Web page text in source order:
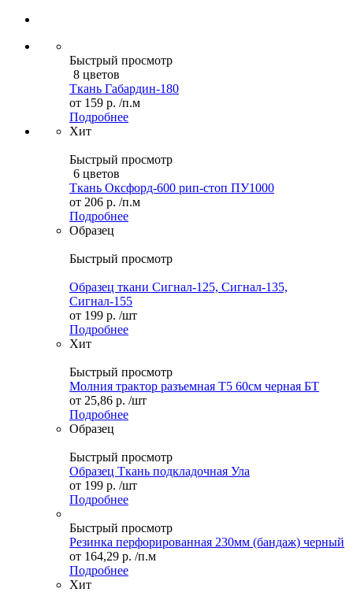
Быстрый просмотр
8 цветов
Ткань Габардин-180
от 159 р. /п.м
Подробнее
Хит
Быстрый просмотр
6 цветов
Ткань Оксфорд-600 рип-стоп ПУ1000
от 206 р. /п.м
Подробнее
Образец
Быстрый просмотр
Образец ткани Сигнал-125, Сигнал-135,
Сигнал-155
от 199 р. /шт
Подробнее
Хит
Быстрый просмотр
Молния трактор разъемная Т5 60см черная БТ
от 25,86 р. /шт
Подробнее
Образец
Быстрый просмотр
Образец Ткань подкладочная Ула
от 199 р. /шт
Подробнее
Быстрый просмотр
Резинка перфорированная 230мм (бандаж) черный
от 164,29 р. /п.м
Подробнее
Хит